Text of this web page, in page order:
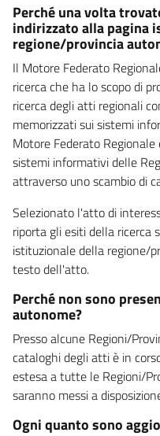
Perché una volta
indirizzato alla pagina
regione/provincia
Il Motore Federato
ricerca che ha lo scopo di
ricerca degli atti regionali
memorizzati sui sistemi
Motore Federato
sistemi informativi delle
attraverso uno scambio di
Selezionato l'atto di
riporta gli esiti della ricerca
istituzionale della regione/
testo dell'atto.
Perché non sono
autonome?
Presso alcune Regioni/
cataloghi degli atti è in
estesa a tutte le Regioni/
saranno messi a
Ogni quanto sono